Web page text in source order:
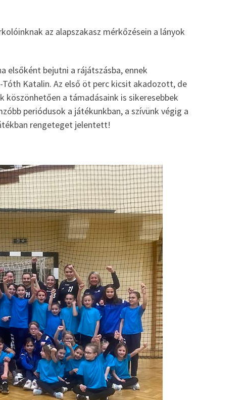
az alapszakasz mérkőzésein a lányok
elsőként bejutni a rájátszásba, ennek
Katalin. Az első öt perc kicsit akadozott, de
köszönhetően a támadásaink is sikeresebbek
periódusok a játékunkban, a szívünk végig a
rengeteget jelentett!